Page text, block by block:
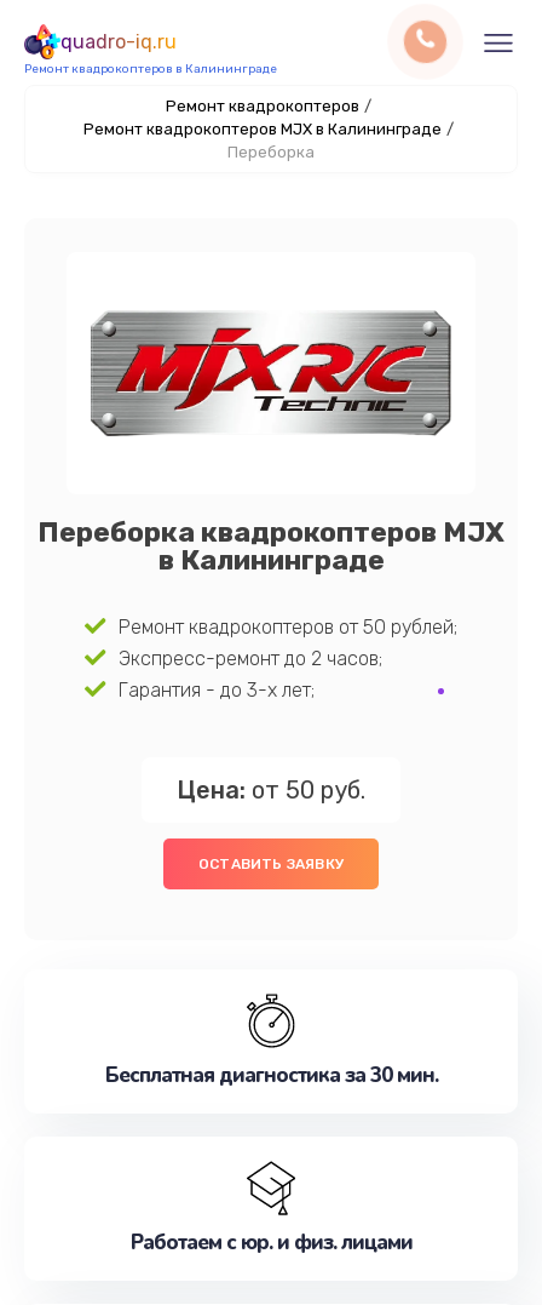
quadro-iq.ru
Ремонт квадрокоптеров в Калининграде
Ремонт квадрокоптеров /
Ремонт квадрокоптеров MJX в Калининграде /
Переборка
Переборка квадрокоптеров MJX
в Калининграде
Ремонт квадрокоптеров от 50 рублей;
Экспресс-ремонт до 2 часов;
Гарантия - до 3-х лет;
Цена: от 50 руб.
ОСТАВИТЬ ЗАЯВКУ
Бесплатная диагностика за 30 мин.
Работаем с юр. и физ. лицами